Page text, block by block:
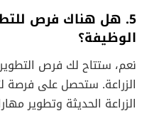
5. هل هناك فرص
الوظيفة؟
نعم، ستتاح لك فرص
الزراعة. ستحصل على فرصة
الزراعة الحديثة وتطوير